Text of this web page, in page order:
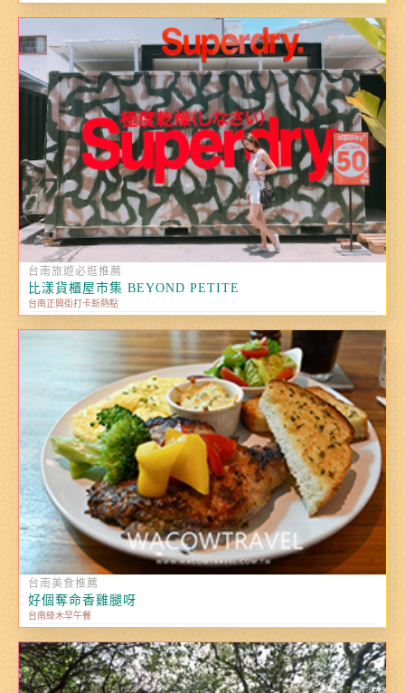
台南旅遊必逛推薦
比漾貨櫃屋市集 BEYOND PETITE
台南正興街打卡新熱點
台南美食推薦
好個奪命香雞腿呀
台南綠木早午餐